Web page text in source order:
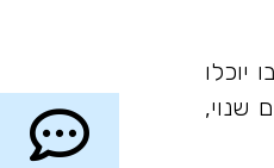
שנוי,